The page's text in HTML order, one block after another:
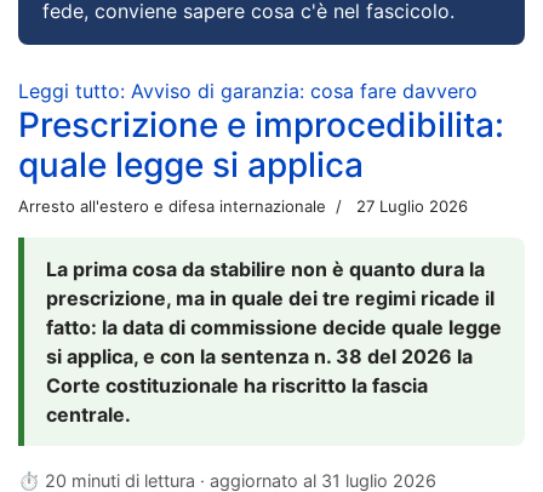
fede, conviene sapere cosa c'è nel fascicolo.
Leggi tutto: Avviso di garanzia: cosa fare davvero
Prescrizione e improcedibilita:
quale legge si applica
Arresto all'estero e difesa internazionale 27 Luglio 2026
La prima cosa da stabilire non è quanto dura la
prescrizione, ma in quale dei tre regimi ricade il
fatto: la data di commissione decide quale legge
si applica, e con la sentenza n. 38 del 2026 la
Corte costituzionale ha riscritto la fascia
centrale.
⏱ 20 minuti di lettura · aggiornato al 31 luglio 2026